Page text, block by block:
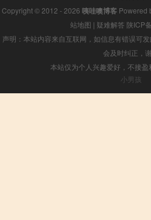
Copyright © 2012 - 2026 咦哇噢博客 Powered
站地图 | 疑难解答 陕ICP
声明：本站内容来自互联网，如信息有错误可
会及时纠正，
本站仅为个人兴趣爱好，不接
小男孩